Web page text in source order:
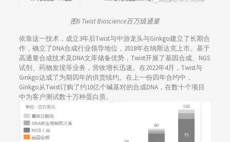
图6 Twist Bioscience百万级通量
依靠这一技术，成立3年后Twist与中游龙头与Ginkgo建立了长期合
作，确立了DNA合成行业领导地位，2018年在纳斯达克上市。基于
高通量合成技术及DNA文库储备优势，Twist开展了基因合成、NGS
试剂、药物发现等业务，营收增长迅速。在2022年4月，Twist与
Ginkgo达成了为期四年的供货续约。在上一份四年合约中，
Ginkgo从Twist订购了约10亿个碱基对的合成DNA，在数十个项目
中为客户测试数十万种蛋白质。